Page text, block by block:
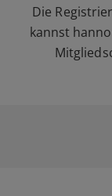
Die
kannst